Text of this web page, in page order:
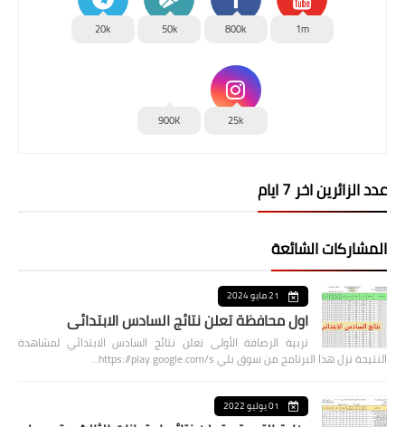
1m
800k
50k
20k
25k
900K
عدد الزائرين اخر 7 ايام
المشاركات الشائعة
21 مايو 2024
اول محافظة تعلن نتائج السادس الابتدائي
تربية الرصافة الأولى تعلن نتائج السادس الابتدائي لمشاهدة
النتيجة نزل هذا البرنامج من سوق بلي https://play.google.com/s…
01 يوليو 2022